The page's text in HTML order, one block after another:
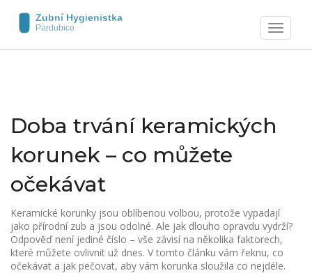
Zobrazit
navigaci
Doba trvání keramických
korunek – co můžete
očekávat
Keramické korunky jsou oblíbenou volbou, protože vypadají
jako přírodní zub a jsou odolné. Ale jak dlouho opravdu vydrží?
Odpověď není jediné číslo – vše závisí na několika faktorech,
které můžete ovlivnit už dnes. V tomto článku vám řeknu, co
očekávat a jak pečovat, aby vám korunka sloužila co nejdéle.